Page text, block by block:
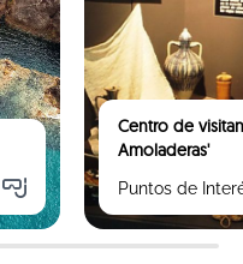
Centro de
Amoladeras'
Puntos de